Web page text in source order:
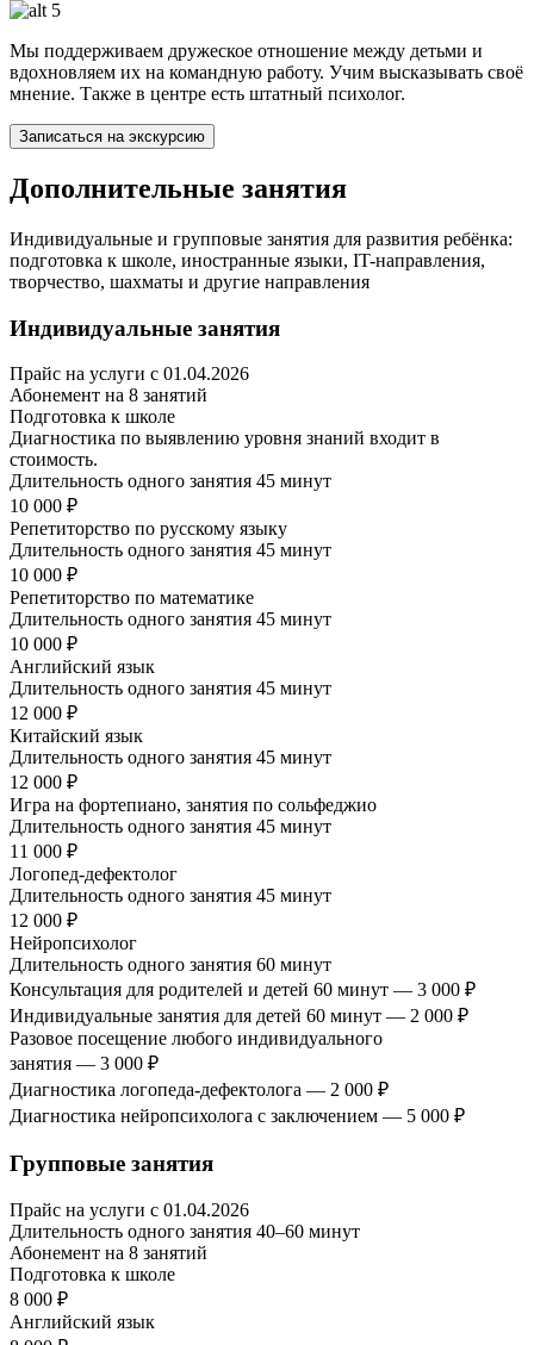
Мы поддерживаем дружеское отношение между детьми и
вдохновляем их на командную работу. Учим высказывать своё
мнение. Также в центре есть штатный психолог.
Записаться на экскурсию
Дополнительные занятия
Индивидуальные и групповые занятия для развития ребёнка:
подготовка к школе, иностранные языки, IT-направления,
творчество, шахматы и другие направления
Индивидуальные занятия
Прайс на услуги с 01.04.2026
Абонемент на 8 занятий
Подготовка к школе
Диагностика по выявлению уровня знаний входит в
стоимость.
Длительность одного занятия 45 минут
10 000 ₽
Репетиторство по русскому языку
Длительность одного занятия 45 минут
10 000 ₽
Репетиторство по математике
Длительность одного занятия 45 минут
10 000 ₽
Английский язык
Длительность одного занятия 45 минут
12 000 ₽
Китайский язык
Длительность одного занятия 45 минут
12 000 ₽
Игра на фортепиано, занятия по сольфеджио
Длительность одного занятия 45 минут
11 000 ₽
Логопед-дефектолог
Длительность одного занятия 45 минут
12 000 ₽
Нейропсихолог
Длительность одного занятия 60 минут
Консультация для родителей и детей 60 минут — 3 000 ₽
Индивидуальные занятия для детей 60 минут — 2 000 ₽
Разовое посещение любого индивидуального
занятия — 3 000 ₽
Диагностика логопеда-дефектолога — 2 000 ₽
Диагностика нейропсихолога с заключением — 5 000 ₽
Групповые занятия
Прайс на услуги с 01.04.2026
Длительность одного занятия 40–60 минут
Абонемент на 8 занятий
Подготовка к школе
8 000 ₽
Английский язык